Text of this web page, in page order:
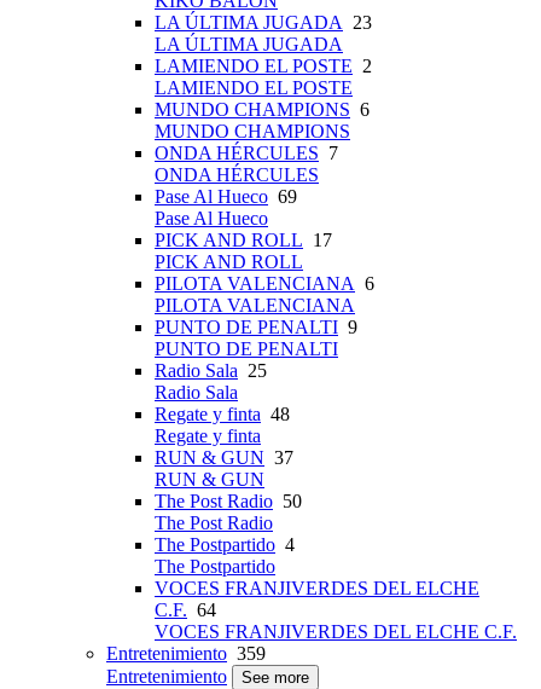
LA ÚLTIMA JUGADA
23
LA ÚLTIMA JUGADA
LAMIENDO EL POSTE 2
LAMIENDO EL POSTE
MUNDO CHAMPIONS 6
MUNDO CHAMPIONS
ONDA HÉRCULES 7
ONDA HÉRCULES
Pase Al Hueco 69
Pase Al Hueco
PICK AND ROLL 17
PICK AND ROLL
PILOTA VALENCIANA 6
PILOTA VALENCIANA
PUNTO DE PENALTI 9
PUNTO DE PENALTI
Radio Sala 25
Radio Sala
Regate y finta 48
Regate y finta
RUN & GUN 37
RUN & GUN
The Post Radio 50
The Post Radio
The Postpartido 4
The Postpartido
VOCES FRANJIVERDES DEL ELCHE
C.F. 64
VOCES FRANJIVERDES DEL ELCHE C.F.
Entretenimiento 359
Entretenimiento
See more